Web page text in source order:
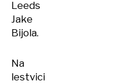
Leeds
Jake
Bijola.
Na
lestvici